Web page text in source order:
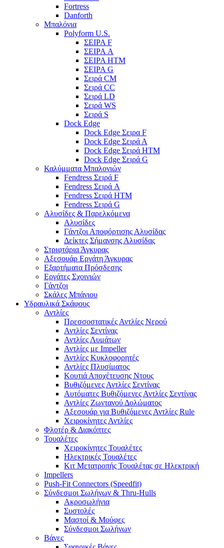
Fortress
Danforth
Μπαλόνια
Polyform U.S.
ΣΕΙΡΑ F
ΣΕΙΡΑ A
ΣΕΙΡΑ HTM
ΣΕΙΡΑ G
Σειρά CM
Σειρά CC
Σειρά LD
Σειρά WS
Σειρά S
Dock Edge
Dock Edge Σειρα F
Dock Edge Σειρά Α
Dock Edge Σειρά HTM
Dock Edge Σειρά G
Καλύμματα Μπαλονιών
Fendress Σειρά F
Fendress Σειρά A
Fendress Σειρά HTM
Fendress Σειρά G
Αλυσίδες & Παρελκόμενα
Αλυσίδες
Γάντζοι Αποφόρτισης Αλυσίδας
Δείκτες Σήμανσης Αλυσίδας
Στριφτάρια Άγκυρας
Αξεσουάρ Εργάτη Άγκυρας
Εξαρτήματα Πρόσδεσης
Εργάτες Σχοινιών
Γάντζοι
Σκάλες Μπάνιου
Υδραυλικά Σκάφους
Αντλίες
Πρεσσοστατικές Αντλίες Νερού
Αντλίες Σεντίνας
Αντλίες Λυμάτων
Αντλίες με Impeller
Αντλίες Κυκλοφορητές
Αντλίες Πλυσίματος
Κουτιά Αποχέτευσης Ντους
Βυθιζόμενες Αντλίες Σεντίνας
Αυτόματες Βυθιζόμενες Αντλίες Σεντίνας
Αντλίες Ζωντανού Δολώματος
Αξεσουάρ για Βυθιζόμενες Αντλίες Rule
Χειροκίνητες Αντλίες
Φλοτέρ & Διακόπτες
Τουαλέτες
Χειροκίνητες Τουαλέτες
Ηλεκτρικές Τουαλέτες
Κιτ Μετατροπής Τουαλέτας σε Ηλεκτρική
Impellers
Push-Fit Connectors (Speedfit)
Σύνδεσμοι Σωλήνων & Thru-Hulls
Ακροσωλήνια
Συστολές
Μαστοί & Μούφες
Σύνδεσμοι Σωλήνων
Βάνες